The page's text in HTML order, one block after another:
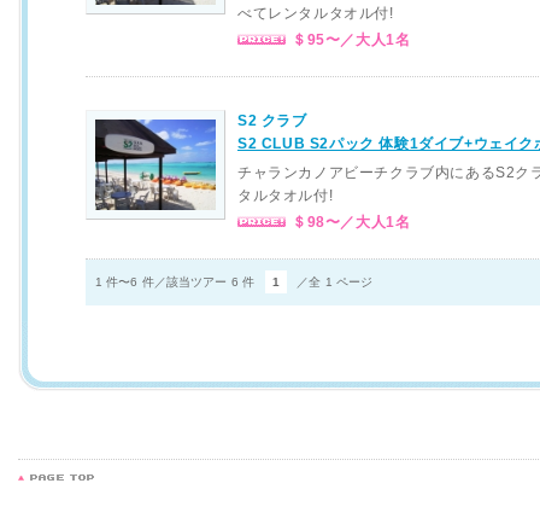
べてレンタルタオル付!
＄95〜／大人1名
S2 クラブ
S2 CLUB S2パック 体験1ダイブ+ウェイク
チャランカノアビーチクラブ内にあるS2ク
タルタオル付!
＄98〜／大人1名
1 件〜6 件／該当ツアー 6 件 1 ／全 1 ページ